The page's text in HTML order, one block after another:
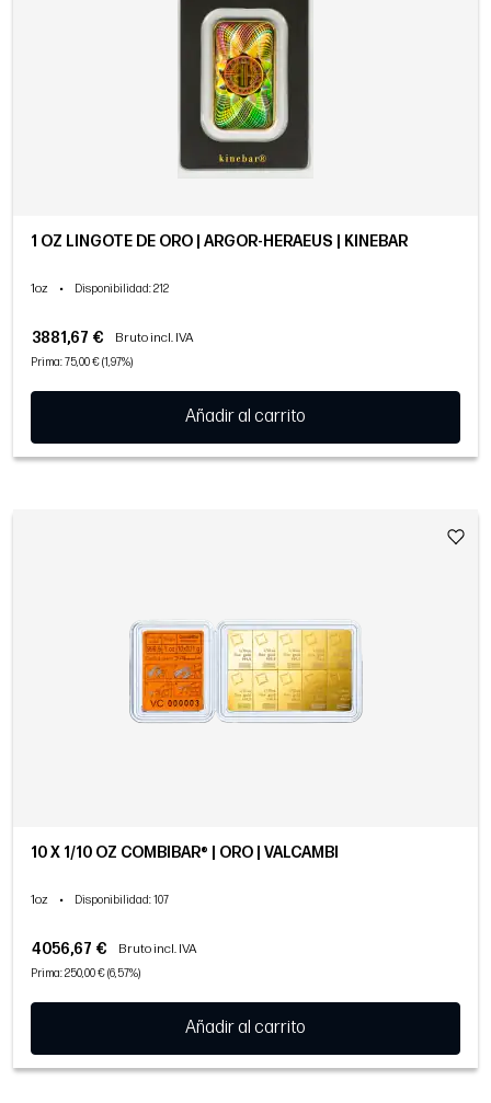
1 OZ LINGOTE DE ORO | ARGOR-HERAEUS | KINEBAR
1oz • Disponibilidad: 212
3881,67 € Bruto incl. IVA
Prima: 75,00 € (1,97%)
Añadir al carrito
10 X 1/10 OZ COMBIBAR® | ORO | VALCAMBI
1oz • Disponibilidad: 107
4056,67 € Bruto incl. IVA
Prima: 250,00 € (6,57%)
Añadir al carrito